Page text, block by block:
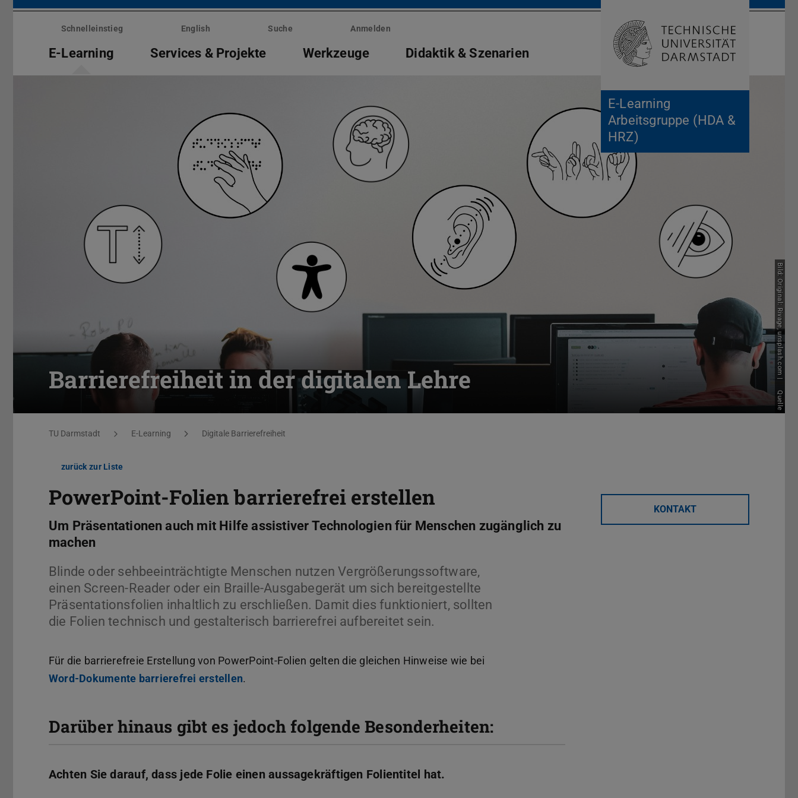
Menü
überspringen
E-Learning
Arbeitsgruppe (HDA &
HRZ)
Schnelleinstieg English Suche Anmelden
E-Learning Services & Projekte Werkzeuge Didaktik & Szenarien Suche öffnen
Barrierefreiheit in der digitalen Lehre Bild: Original: Rivage, unsplash.com |
Quelle
Sie befinden sich hier:
TU Darmstadt E-Learning Digitale Barrierefreiheit
zurück zur Liste
PowerPoint-Folien barrierefrei erstellen
Um Präsentationen auch mit Hilfe assistiver Technologien für Menschen zugänglich zu
machen
Blinde oder sehbeeinträchtigte Menschen nutzen Vergrößerungssoftware,
einen Screen-Reader oder ein Braille-Ausgabegerät um sich bereitgestellte
Präsentationsfolien inhaltlich zu erschließen. Damit dies funktioniert, sollten
die Folien technisch und gestalterisch barrierefrei aufbereitet sein.
Für die barrierefreie Erstellung von PowerPoint-Folien gelten die gleichen Hinweise wie bei
Word-Dokumente barrierefrei erstellen.
Darüber hinaus gibt es jedoch folgende Besonderheiten:
Achten Sie darauf, dass jede Folie einen aussagekräftigen Folientitel hat.
KONTAKT